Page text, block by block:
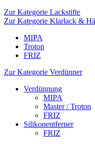
Zur Kategorie Lackstifte
Zur Kategorie Klarlack &
MIPA
Troton
FRIZ
Zur Kategorie Verdünner
Verdünnung
MIPA
Master / Troton
FRIZ
Silikonentferner
FRIZ